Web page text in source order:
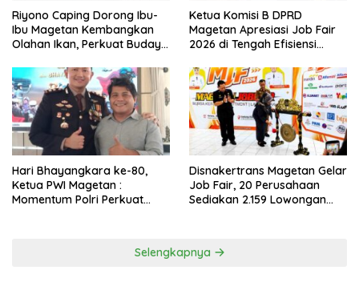
Riyono Caping Dorong Ibu-
Ibu Magetan Kembangkan
Olahan Ikan, Perkuat Budaya
Ketua Komisi B DPRD
Magetan Apresiasi Job Fair
2026 di Tengah Efisiensi
Hari Bhayangkara ke-80,
Ketua PWI Magetan :
Momentum Polri Perkuat
Disnakertrans Magetan Gelar
Job Fair, 20 Perusahaan
Sediakan 2.159 Lowongan
Selengkapnya